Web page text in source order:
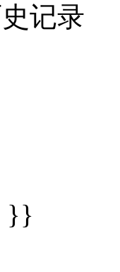
记录
}}